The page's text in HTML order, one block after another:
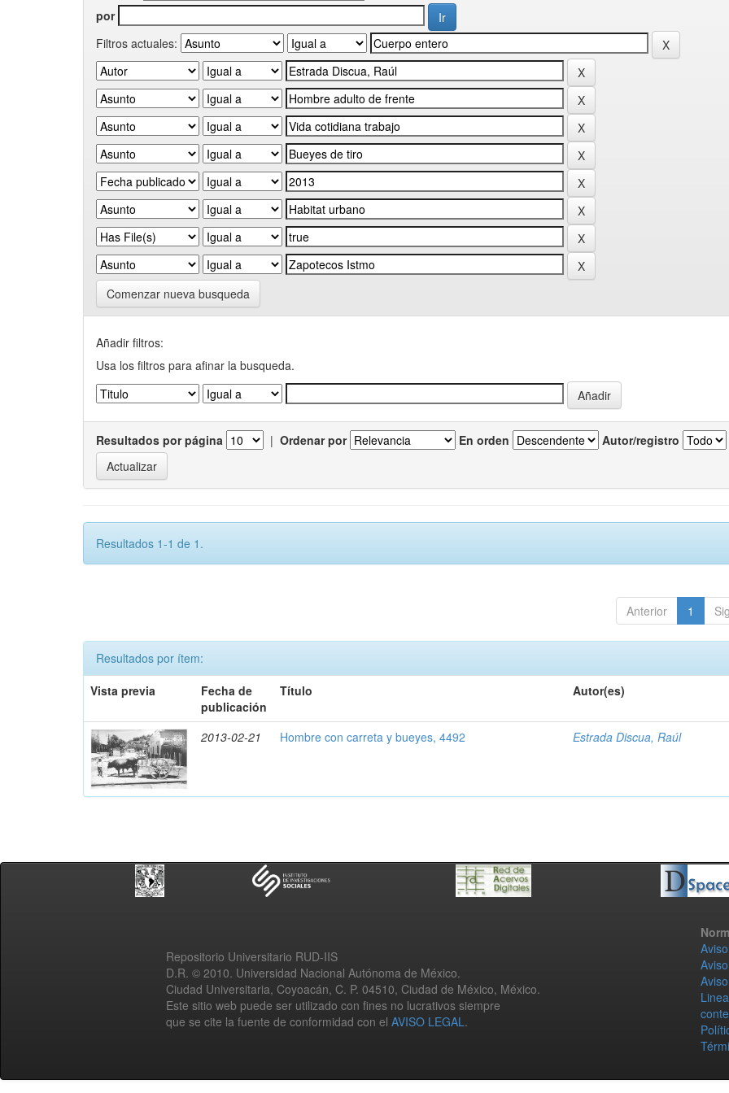
por
Filtros actuales:
Comenzar nueva busqueda
Añadir filtros:
Usa los filtros para afinar la busqueda.
Resultados por página | Ordenar por En orden Autor/registro
Resultados 1-1 de 1.
Anterior 1
Resultados por ítem:
Vista previa
Fecha de
publicación
Título Autor(es)
2013-02-21 Hombre con carreta y bueyes, 4492 Estrada Discua, Raúl
Repositorio Universitario RUD-IIS
D.R. © 2010. Universidad Nacional Autónoma de México.
Ciudad Universitaria, Coyoacán, C. P. 04510, Ciudad de México, México.
Este sitio web puede ser utilizado con fines no lucrativos siempre
que se cite la fuente de conformidad con el AVISO LEGAL.